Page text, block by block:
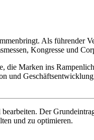
Als führender
Kongresse und
die Marken ins
und
Der
und zu optimieren.